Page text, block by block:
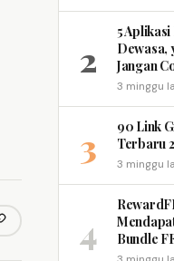
link
2
5
Dewasa,
Jangan
3 minggu
3
90 Link
Terbaru
3 minggu
4
Bundle